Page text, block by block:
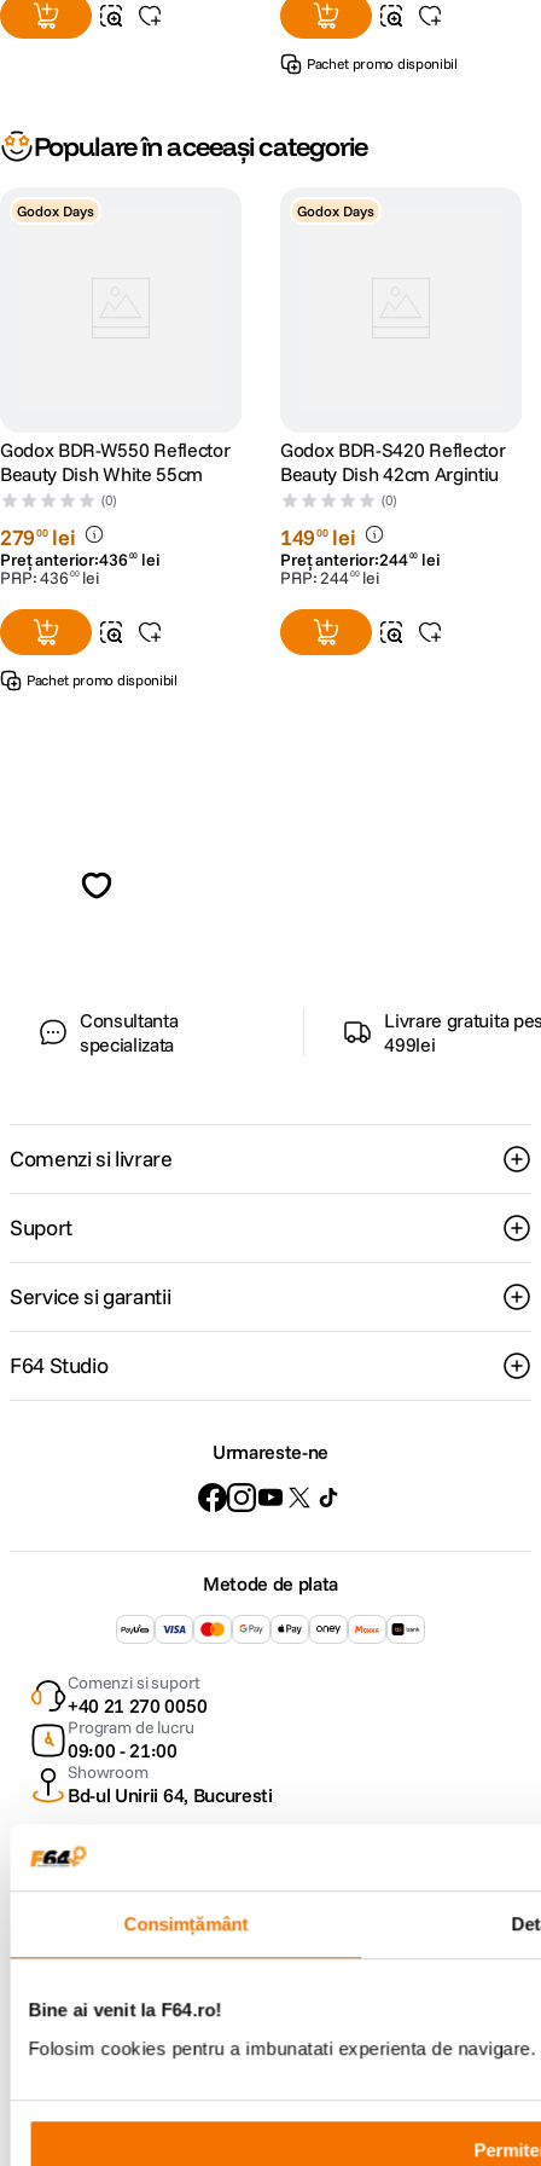
Consimțământ
Bine ai venit la F64.ro!
Folosim cookies pentru a imbunatati experienta de
Pachet promo disponibil
Populare în aceeași categorie
Godox Days
Godox BDR-W550 Reflector
Beauty Dish White 55cm
(0)
27900 lei
Preț anterior:43600 lei
PRP:436 00 lei
Pachet promo disponibil
Godox Days
Godox BDR-S420 Reflector
Beauty Dish 42cm Argintiu
(0)
14900 lei
Preț anterior:24400 lei
PRP:24400 lei
Consultanta
specializata
Livrare gratuita
499lei
Comenzi si livrare
Suport
Service si garantii
F64 Studio
Urmareste-ne
Metode de plata
Comenzi si suport
+40 21 270 0050
Program de lucru
09:00 - 21:00
Showroom
Bd-ul Unirii 64, Bucuresti